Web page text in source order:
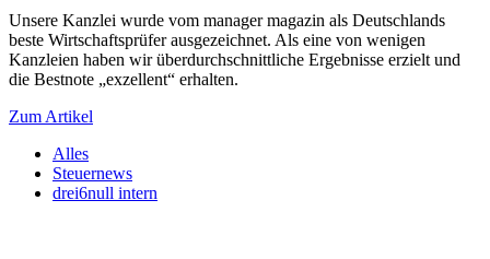
Unsere Kanzlei wurde vom manager magazin als Deutschlands
beste Wirtschaftsprüfer ausgezeichnet. Als eine von wenigen
Kanzleien haben wir überdurchschnittliche Ergebnisse erzielt und
die Bestnote „exzellent“ erhalten.
Zum Artikel
Alles
Steuernews
drei6null intern